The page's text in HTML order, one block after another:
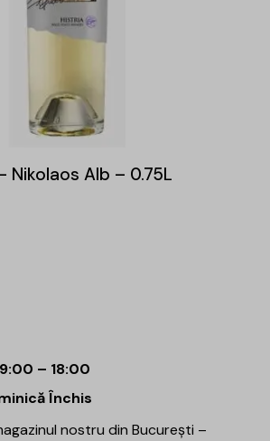
Nikolaos Alb – 0.75L
– 18:00
Închis
nostru din București –